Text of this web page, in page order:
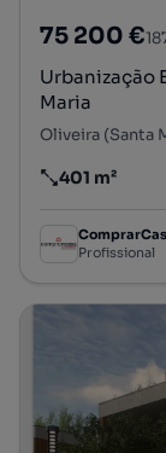
75 200 €
Urbanização
Maria
Oliveira (Santa
Preço por
401 m²
Profissional